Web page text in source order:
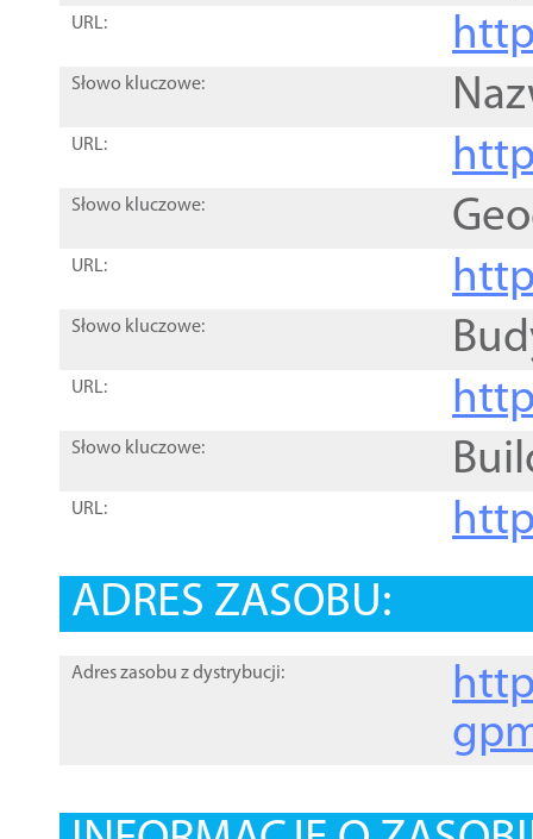
URL:
Słowo kluczowe:
URL:
Słowo kluczowe:
URL:
Słowo kluczowe:
URL:
Słowo kluczowe:
URL:
ADRES ZASOBU:
Adres zasobu z dystrybucji: